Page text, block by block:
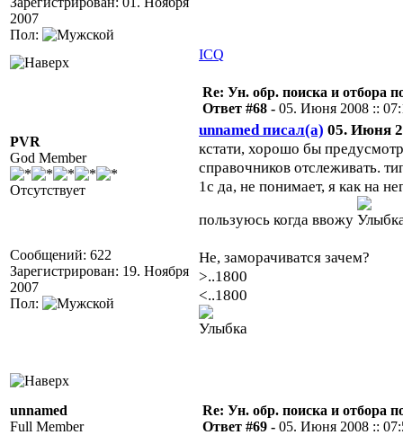
2007
Пол:
ICQ
PVR
God Member
Отсутствует
Сообщений: 622
Зарегистрирован: 19. Ноября
2007
Пол:
Re: Ун. обр. поиска и отбора
Ответ #68 - 05. Июня 2008 ::
unnamed писал(а) 05. Июня
кстати, хорошо бы
справочников отслеживать.
1с да, не понимает, я как на
пользуюсь когда ввожу
Не, заморачиватся зачем?
>..1800
<..1800
unnamed
Full Member
Re: Ун. обр. поиска и отбора
Ответ #69 - 05. Июня 2008 ::